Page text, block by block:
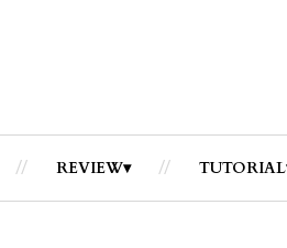
REVIEW TUTORIAL